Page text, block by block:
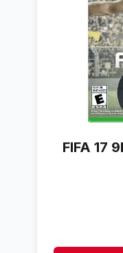
FIFA 17